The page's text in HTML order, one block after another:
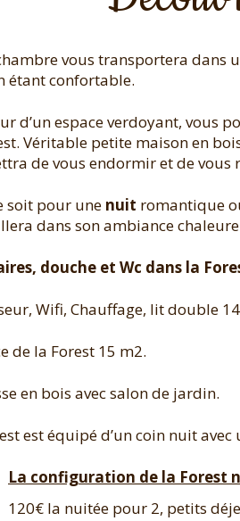
vous transportera
étant confortable.
d’un espace verdoyant, vous
Véritable petite maison en
de vous endormir et de vous
soit pour une nuit romantique
dans son ambiance
douche et Wc dans la
Wifi, Chauffage, lit double
de la Forest 15 m2.
en bois avec salon de jardin.
est équipé d’un coin nuit
La configuration de la Forest
120€ la nuitée pour 2, petits